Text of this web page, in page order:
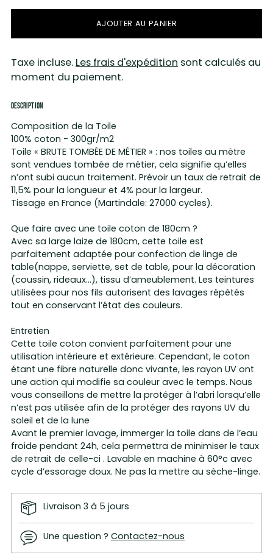
AJOUTER AU PANIER
Taxe incluse. Les frais d'expédition sont calculés au
moment du paiement.
DESCRIPTION
Composition de la Toile
100% coton - 300gr/m2
Toile « BRUTE TOMBÉE DE MÉTIER » : nos toiles au mètre
sont vendues tombée de métier, cela signifie qu’elles
n’ont subi aucun traitement. Prévoir un taux de retrait de
11,5% pour la longueur et 4% pour la largeur.
Tissage en France (Martindale: 27000 cycles).
Que faire avec une toile coton de 180cm ?
Avec sa large laize de 180cm, cette toile est
parfaitement adaptée pour confection de linge de
table(nappe, serviette, set de table, pour la décoration
(coussin, rideaux…), tissu d’ameublement. Les teintures
utilisées pour nos fils autorisent des lavages répètés
tout en conservant l’état des couleurs.
Entretien
Cette toile coton convient parfaitement pour une
utilisation intérieure et extérieure. Cependant, le coton
étant une fibre naturelle donc vivante, les rayon UV ont
une action qui modifie sa couleur avec le temps. Nous
vous conseillons de mettre la protéger à l’abri lorsqu’elle
n’est pas utilisée afin de la protéger des rayons UV du
soleil et de la lune
Avant le premier lavage, immerger la toile dans de l’eau
froide pendant 24h, cela permettra de minimiser le taux
de retrait de celle-ci . Lavable en machine à 60°c avec
cycle d’essorage doux. Ne pas la mettre au sèche-linge.
Livraison 3 à 5 jours
Une question ? Contactez-nous